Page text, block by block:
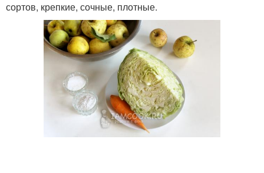
сортов, крепкие, сочные, плотные.